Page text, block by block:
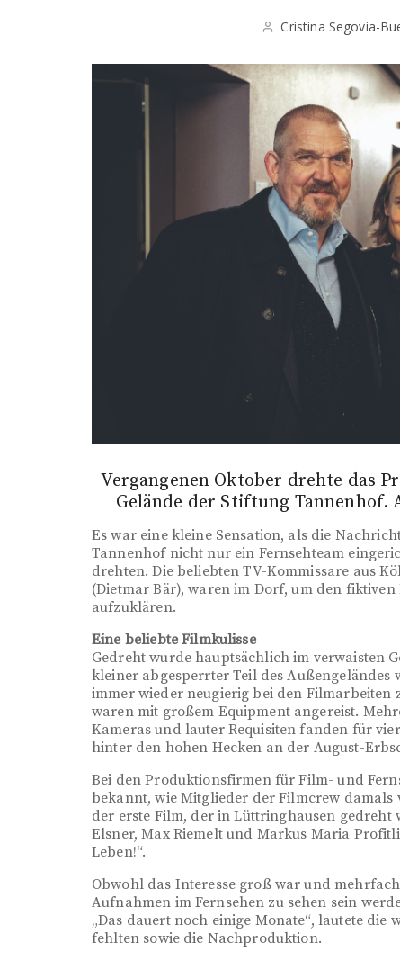
Cristina Segovia-
Vergangenen Oktober drehte das
Gelände der Stiftung Tannenhof.
Es war eine kleine Sensation, als die
Tannenhof nicht nur ein Fernsehteam
drehten. Die beliebten TV-Kommissare aus
(Dietmar Bär), waren im Dorf, um den
aufzuklären.
Eine beliebte Filmkulisse
Gedreht wurde hauptsächlich im verwaisten
kleiner abgesperrter Teil des
immer wieder neugierig bei den Filmarbeiten
waren mit großem Equipment angereist.
Kameras und lauter Requisiten fanden für
hinter den hohen Hecken an der August-
Bei den Produktionsfirmen für Film- und
bekannt, wie Mitglieder der Filmcrew
der erste Film, der in Lüttringhausen
Elsner, Max Riemelt und Markus Maria
Leben!“.
Obwohl das Interesse groß war und
Aufnahmen im Fernsehen zu sehen sein
„Das dauert noch einige Monate“, lautete die
fehlten sowie die Nachproduktion.